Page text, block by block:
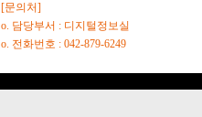
[문의처]
o. 담당부서 : 디지털정보실
o. 전화번호 : 042-879-6249